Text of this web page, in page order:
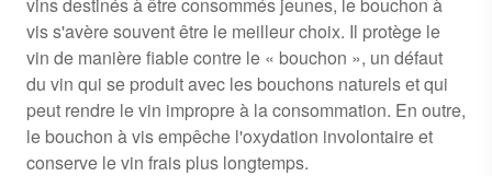
vis s'avère souvent être le meilleur choix. Il protège le
vin de manière fiable contre le « bouchon », un défaut
du vin qui se produit avec les bouchons naturels et qui
peut rendre le vin impropre à la consommation. En outre,
le bouchon à vis empêche l'oxydation involontaire et
conserve le vin frais plus longtemps.